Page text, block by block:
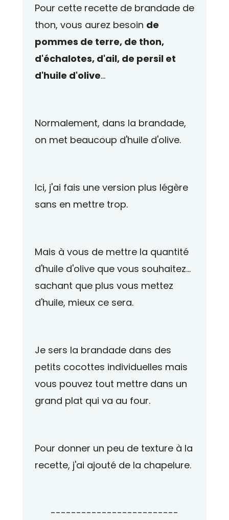
Pour cette recette de brandade de
thon, vous aurez besoin de
pommes de terre, de thon,
d'échalotes, d'ail, de persil et
d'huile d'olive...
Normalement, dans la brandade,
on met beaucoup d'huile d'olive.
Ici, j'ai fais une version plus légère
sans en mettre trop.
Mais à vous de mettre la quantité
d'huile d'olive que vous souhaitez...
sachant que plus vous mettez
d'huile, mieux ce sera.
Je sers la brandade dans des
petits cocottes individuelles mais
vous pouvez tout mettre dans un
grand plat qui va au four.
Pour donner un peu de texture à la
recette, j'ai ajouté de la chapelure.
-------------------------